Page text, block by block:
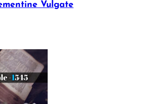
Vulgate